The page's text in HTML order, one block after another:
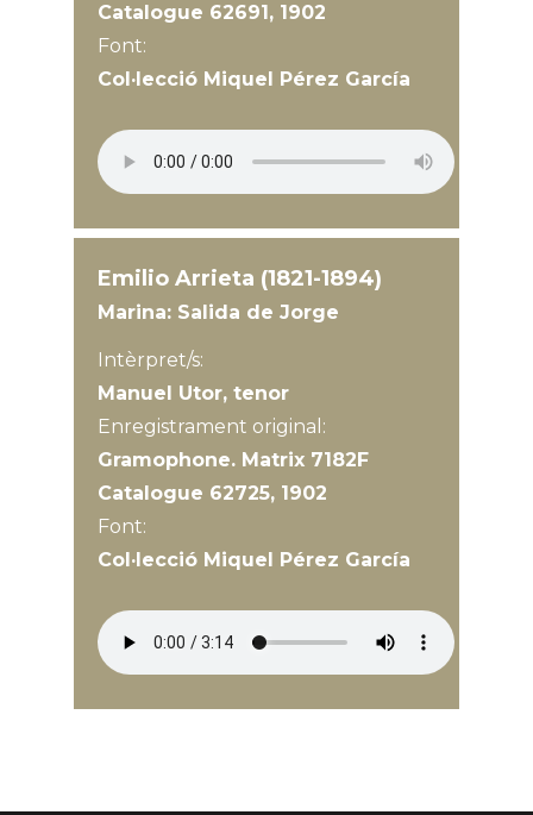
Catalogue 62691, 1902
Font:
Col·lecció Miquel Pérez García
Emilio Arrieta (1821-1894)
Marina: Salida de Jorge
Intèrpret/s:
Manuel Utor, tenor
Enregistrament original:
Gramophone. Matrix 7182F
Catalogue 62725, 1902
Font:
Col·lecció Miquel Pérez García